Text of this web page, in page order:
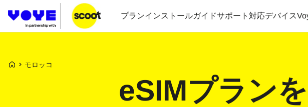
プランインストールガイドサポート 対応デバイス
Voye ホームページ
モロッコ
eSIMプラン